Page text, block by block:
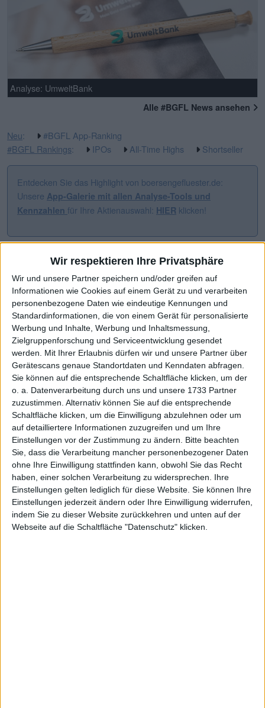
Wir respektieren Ihre Privatsphäre
Wir und unsere Partner speichern und/oder greifen auf
Informationen wie Cookies auf einem Gerät zu und verarbeiten
personenbezogene Daten wie eindeutige Kennungen und
Standardinformationen, die von einem Gerät für personalisierte
Werbung und Inhalte, Werbung und Inhaltsmessung,
Zielgruppenforschung und Serviceentwicklung gesendet
werden. Mit Ihrer Erlaubnis dürfen wir und unsere Partner über
Gerätescans genaue Standortdaten und Kenndaten abfragen.
Sie können auf die entsprechende Schaltfläche klicken, um der
o. a. Datenverarbeitung durch uns und unsere 1733 Partner
zuzustimmen. Alternativ können Sie auf die entsprechende
Schaltfläche klicken, um die Einwilligung abzulehnen oder um
auf detailliertere Informationen zuzugreifen und um Ihre
Einstellungen vor der Zustimmung zu ändern. Bitte beachten
Sie, dass die Verarbeitung mancher personenbezogener Daten
ohne Ihre Einwilligung stattfinden kann, obwohl Sie das Recht
haben, einer solchen Verarbeitung zu widersprechen. Ihre
Einstellungen gelten lediglich für diese Website. Sie können Ihre
Einstellungen jederzeit ändern oder Ihre Einwilligung widerrufen,
indem Sie zu dieser Website zurückkehren und unten auf der
Webseite auf die Schaltfläche "Datenschutz" klicken.
Analyse: UmweltBank
Alle #BGFL News ansehen
Neu:
#BGFL App-Ranking
#BGFL Rankings: IPOs All-Time Highs Shortseller
Entdecken Sie das Highlight von boersengefluester.de:
Unsere App-Galerie mit allen Analyse-Tools und
Kennzahlen für Ihre Aktienauswahl: HIER klicken!
CHART-CHECK: MARKET MOVERS
Konsolidierungsphase beendet Starke Phase im Chart